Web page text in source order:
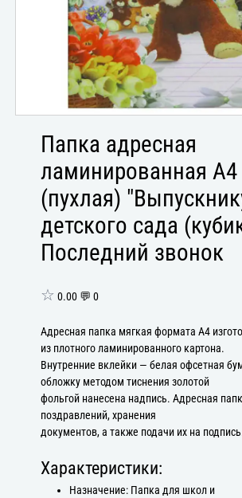
Папка адресная
ламинированная А4
(пухлая)
детского сада
Последний звонок
☆ 0.00 💬 0
Адресная папка мягкая формата А4
из плотного ламинированного картона.
Внутренние вклейки — белая офсетная
обложку методом тиснения золотой
фольгой нанесена надпись. Адресная
поздравлений, хранения
документов, а также подачи их на
Характеристики:
Назначение: Папка для школ и